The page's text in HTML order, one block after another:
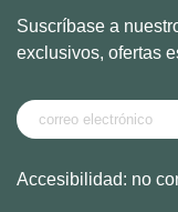
Suscríbase a
exclusivos, ofertas
Accesibilidad: no